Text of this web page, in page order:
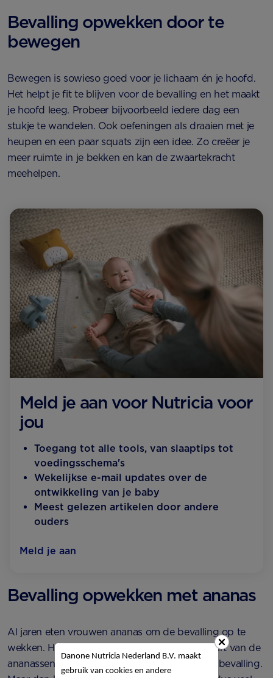
Bevalling opwekken door te
bewegen
Bewegen is sowieso goed voor je lichaam én je hoofd.
Het helpt je fit te blijven voor de bevalling en het maakt
je hoofd leeg. Probeer bijvoorbeeld iedere dag een
stukje te wandelen. Ook oefeningen als draaien met je
heupen en een paar squats zijn een idee. Zo creëer je
meer ruimte in je bekken en kan de zwaartekracht
meehelpen.
Meld je aan voor Nutricia voor
jou
Toegang tot alle tools, van slaaptips tot
voedingsschema's
Wekelijkse e-mail updates over de
ontwikkeling van je baby
Meest gelezen artikelen door andere
ouders
Meld je aan
Bevalling opwekken met ananas
Al jaren eten vrouwen ananas om de bevalling op te
wekken. Het idee is dat de stof kinine in het hart van de
ananassen een stimulerend effect heeft op de bevalling.
Danone Nutricia Nederland B.V. maakt
gebruik van cookies en andere